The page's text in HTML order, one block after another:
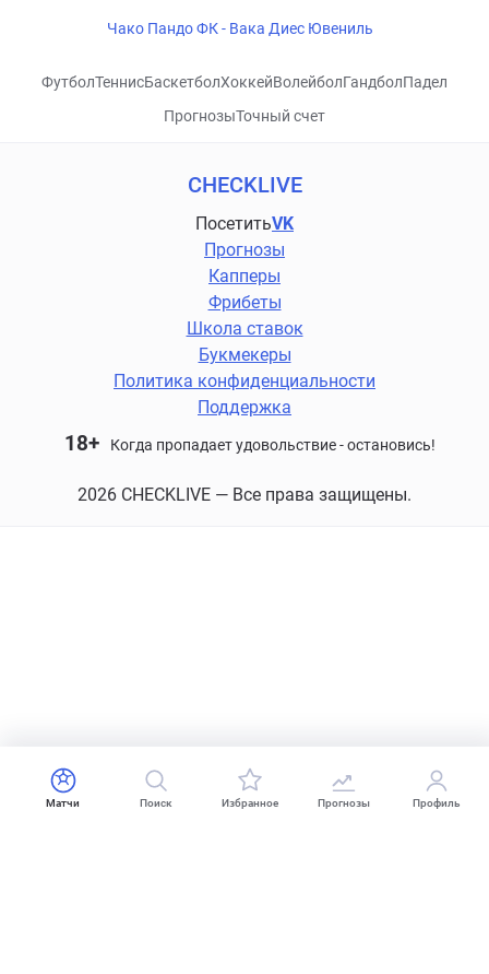
Чако Пандо ФК - Вака Диес Ювениль
ФутболТеннисБаскетболХоккейВолейболГандболПадел
ПрогнозыТочный счет
CHECKLIVE
ПосетитьVK
Прогнозы
Капперы
Фрибеты
Школа ставок
Букмекеры
Политика конфиденциальности
Поддержка
18+ Когда пропадает удовольствие - остановись!
2026 CHECKLIVE — Все права защищены.
Матчи Поиск Избранное Прогнозы Профиль